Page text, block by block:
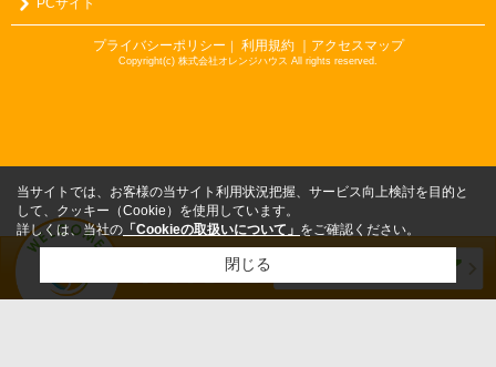
プライバシーポリシー ｜ 利用規約 ｜アクセスマップ
Copyright(c) 株式会社オレンジハウス All rights reserved.
当サイトでは、お客様の当サイト利用状況把握、サービス向上検討を目的と
して、クッキー（Cookie）を使用しています。
詳しくは、当社の 「Cookieの取扱いについて」 をご確認ください。
閉じる